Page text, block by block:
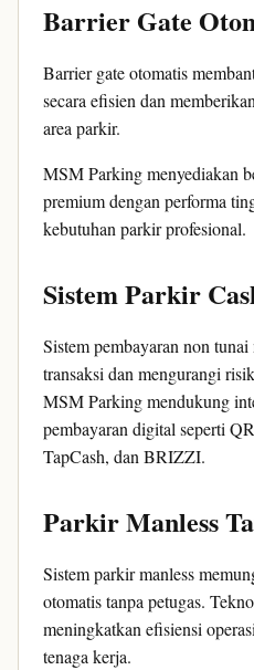
Barrier Gate
Barrier gate otomatis
secara efisien dan
area parkir.
MSM Parking menyediakan
premium dengan performa
kebutuhan parkir profesional.
Sistem Parkir
Sistem pembayaran non
transaksi dan mengurangi
MSM Parking mendukung
pembayaran digital seperti
TapCash, dan BRIZZI.
Parkir Manless
Sistem parkir manless
otomatis tanpa petugas.
meningkatkan efisiensi
tenaga kerja.